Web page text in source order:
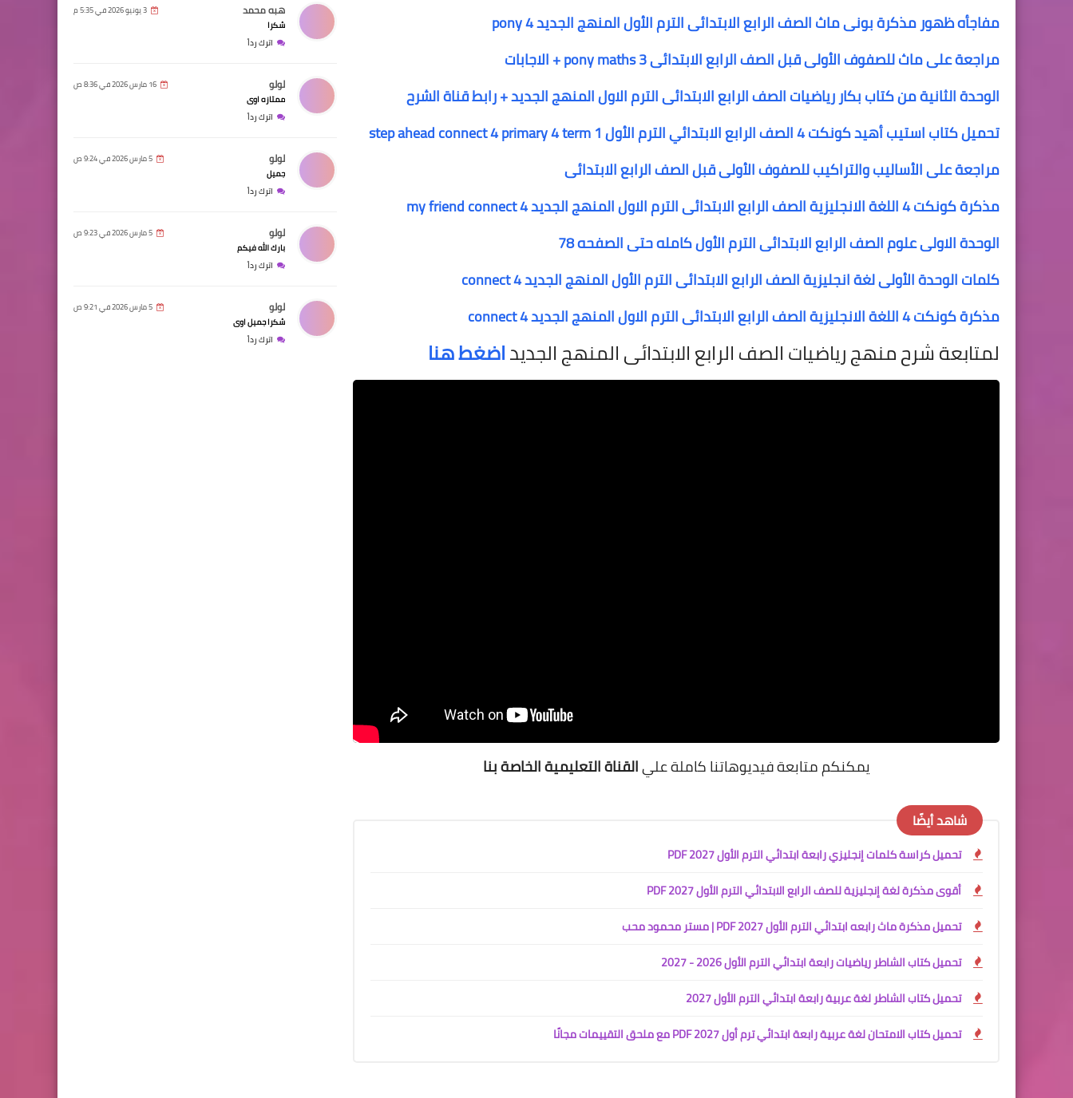
مفاجأه ظهور مذكرة بونى ماث الصف الرابع الابتدائى الترم الأول المنهج الجديد pony 4
مراجعة على ماث للصفوف الأولى قبل الصف الرابع الابتدائى pony maths 3 + الاجابات
الوحدة الثانية من كتاب بكار رياضيات الصف الرابع الابتدائى الترم الاول المنهج الجديد + رابط قناة الشرح
تحميل كتاب استيب أهيد كونكت 4 الصف الرابع الابتدائي الترم الأول step ahead connect 4 primary 4 term 1
مراجعة على الأساليب والتراكيب للصفوف الأولى قبل الصف الرابع الابتدائى
مذكرة كونكت 4 اللغة الانجليزية الصف الرابع الابتدائى الترم الاول المنهج الجديد my friend connect 4
الوحدة الاولى علوم الصف الرابع الابتدائى الترم الأول كامله حتى الصفحه 78
كلمات الوحدة الأولى لغة انجليزية الصف الرابع الابتدائى الترم الأول المنهج الجديد connect 4
مذكرة كونكت 4 اللغة الانجليزية الصف الرابع الابتدائى الترم الاول المنهج الجديد connect 4
لمتابعة شرح منهج رياضيات الصف الرابع الابتدائى المنهج الجديداضغط هنا
يمكنكم متابعة فيديوهاتنا كاملة عليالقناة التعليمية الخاصة بنا
شاهد أيضًا
تحميل كراسة كلمات إنجليزي رابعة ابتدائي الترم الأول 2027 PDF
أقوى مذكرة لغة إنجليزية للصف الرابع الابتدائي الترم الأول 2027 PDF
تحميل مذكرة ماث رابعه ابتدائي الترم الأول 2027 PDF | مستر محمود محب
تحميل كتاب الشاطر رياضيات رابعة ابتدائي الترم الأول 2026 - 2027
تحميل كتاب الشاطر لغة عربية رابعة ابتدائي الترم الأول 2027
تحميل كتاب الامتحان لغة عربية رابعة ابتدائي ترم أول 2027 PDF مع ملحق التقييمات مجانًا
هبه محمد 3 يونيو 2026 في 5:35 م
شكرا
اترك رداً
لولو 16 مارس 2026 في 8:36 ص
ممتازه اوى
اترك رداً
لولو 5 مارس 2026 في 9:24 ص
جميل
اترك رداً
لولو 5 مارس 2026 في 9:23 ص
بارك الله فيكم
اترك رداً
لولو 5 مارس 2026 في 9:21 ص
شكرا جميل اوى
اترك رداً